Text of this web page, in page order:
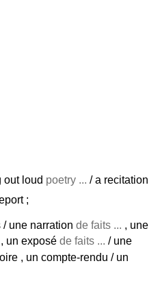
out loud poetry ... / a recitation
;
une narration de faits ... , une
, un exposé de faits ... / une
, un compte-rendu / un